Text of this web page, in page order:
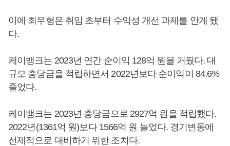
이에 최우형은 취임 초부터 수익성 개선 과제를 안게 됐
다.
케이뱅크는 2023년 연간 순이익 128억 원을 거뒀다. 대
규모 충당금을 적립하면서 2022년보다 순이익이 84.6%
줄었다.
케이뱅크는 2023년 충당금으로 2927억 원을 적립했다.
2022년(1361억 원)보다 1566억 원 늘었다. 경기변동에
선제적으로 대비하기 위한 조치다.